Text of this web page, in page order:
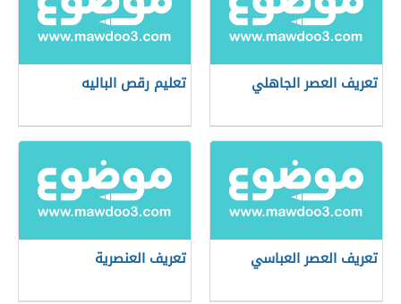
تعريف العصر الجاهلي تعليم رقص الباليه
تعريف العصر العباسي تعريف العنصرية